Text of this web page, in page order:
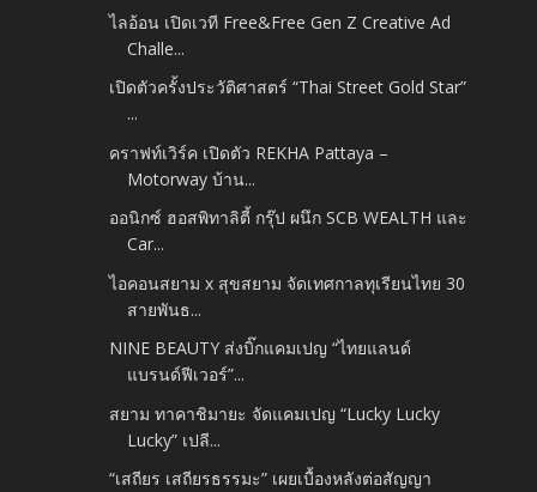
ไลอ้อน เปิดเวที Free&Free Gen Z Creative Ad
Challe...
เปิดตัวครั้งประวัติศาสตร์ “Thai Street Gold Star”
...
คราฟท์เวิร์ค เปิดตัว REKHA Pattaya –
Motorway บ้าน...
ออนิกซ์ ฮอสพิทาลิตี้ กรุ๊ป ผนึก SCB WEALTH และ
Car...
ไอคอนสยาม x สุขสยาม จัดเทศกาลทุเรียนไทย 30
สายพันธ...
NINE BEAUTY ส่งบิ๊กแคมเปญ “ไทยแลนด์
แบรนด์ฟีเวอร์”...
สยาม ทาคาชิมายะ จัดแคมเปญ “Lucky Lucky
Lucky” เปลี...
“เสถียร เสถียรธรรมะ” เผยเบื้องหลังต่อสัญญา